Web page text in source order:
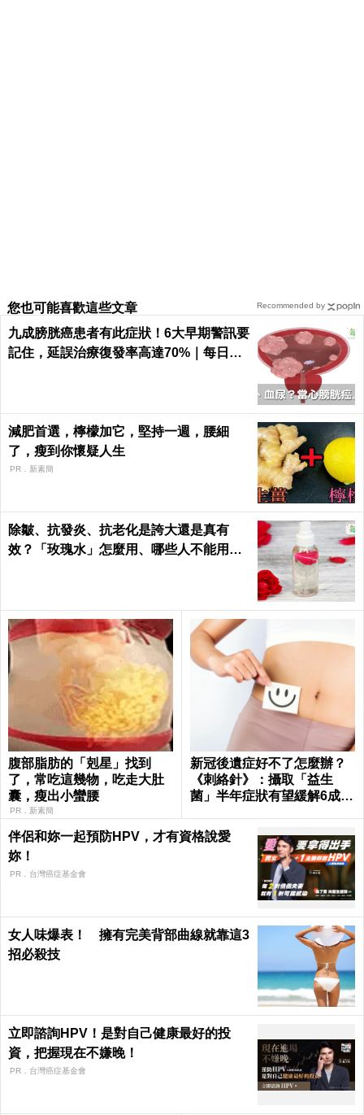
您也可能喜歡這些文章
九成膀胱癌患者有此症狀！6大早期警訊要
記住，延誤治療復發率高達70%｜每日健
減肥首選，檸檬加它，堅持一週，腰細
了，瘦到你懷疑人生
PR．新素簡
除皺、抗發炎、抗老化是誇大還是真有
效？「玫瑰水」怎麼用、哪些人不能用｜
腹部脂肪的「剋星」找到
了，常吃這幾物，吃走大肚
囊，瘦出小蠻腰
PR．新素簡
新冠後遺症好不了怎麼辦？
《刺絡針》：攝取「益生
菌」半年症狀有望緩解6成以
伴侶和妳一起預防HPV，才有資格說愛
妳！
PR．台灣癌症基金會
女人味爆表！ 擁有完美背部曲線就靠這3
招必殺技
立即諮詢HPV！是對自己健康最好的投
資，把握現在不嫌晚！
PR．台灣癌症基金會
Recommended by